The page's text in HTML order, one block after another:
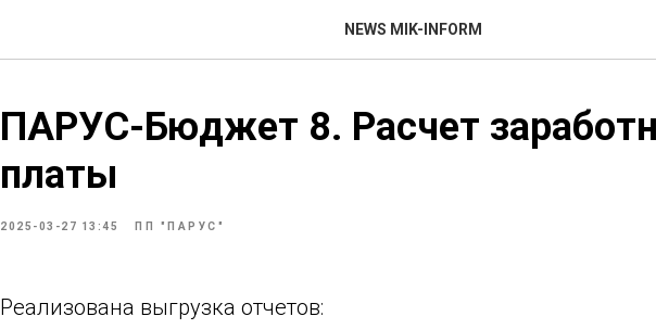
NEWS MIK-INFORM
ПАРУС-Бюджет 8. Расчет
платы
2025-03-27 13:45 ПП "ПАРУС"
Реализована выгрузка отчетов: